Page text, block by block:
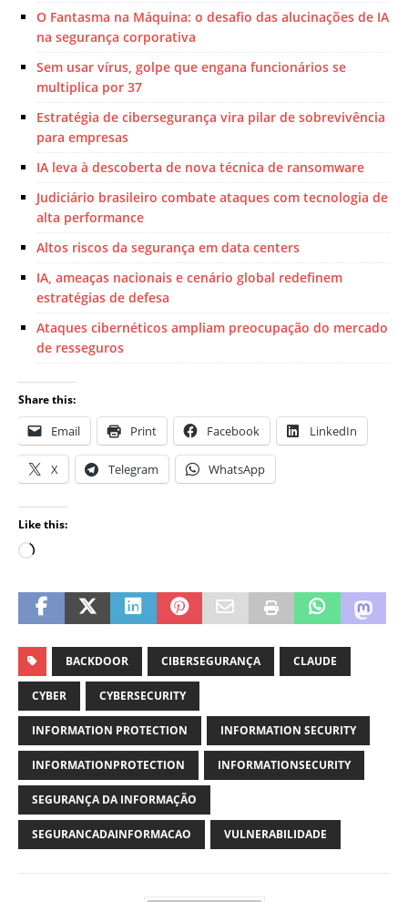
O Fantasma na Máquina: o desafio das alucinações de IA
na segurança corporativa
Sem usar vírus, golpe que engana funcionários se
multiplica por 37
Estratégia de cibersegurança vira pilar de sobrevivência
para empresas
IA leva à descoberta de nova técnica de ransomware
Judiciário brasileiro combate ataques com tecnologia de
alta performance
Altos riscos da segurança em data centers
IA, ameaças nacionais e cenário global redefinem
estratégias de defesa
Ataques cibernéticos ampliam preocupação do mercado
de resseguros
Share this:
Email Print Facebook LinkedIn
X Telegram WhatsApp
Like this:
BACKDOOR CIBERSEGURANÇA CLAUDE
CYBER CYBERSECURITY
INFORMATION PROTECTION INFORMATION SECURITY
INFORMATIONPROTECTION INFORMATIONSECURITY
SEGURANÇA DA INFORMAÇÃO
SEGURANCADAINFORMACAO VULNERABILIDADE